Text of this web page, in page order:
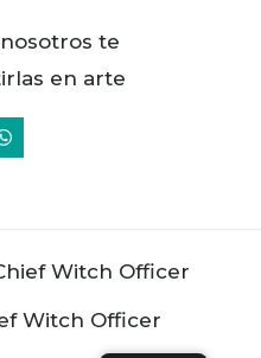
te
en arte
Witch Officer
Witch Officer